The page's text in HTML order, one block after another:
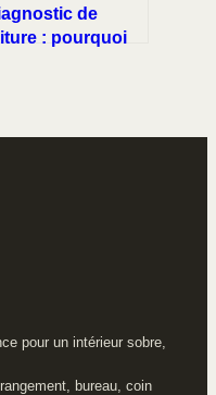
de
: pourquoi
pour un intérieur sobre,
bureau, coin